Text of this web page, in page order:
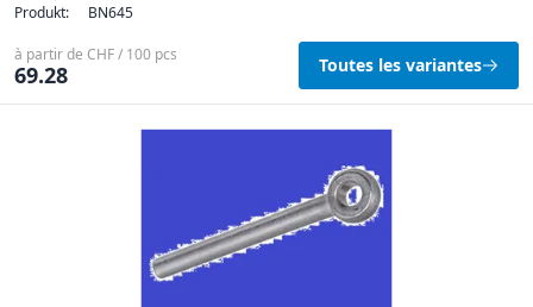
Produkt: BN645
à partir de CHF / 100 pcs
69.28 Toutes les variantes